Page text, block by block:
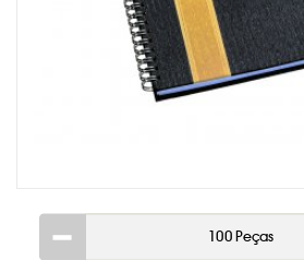
ETIQUETA COM RESINA
FOLHINHA PERSONALIZADA
KIDS & ESCOLAR
LINHA FEMININA